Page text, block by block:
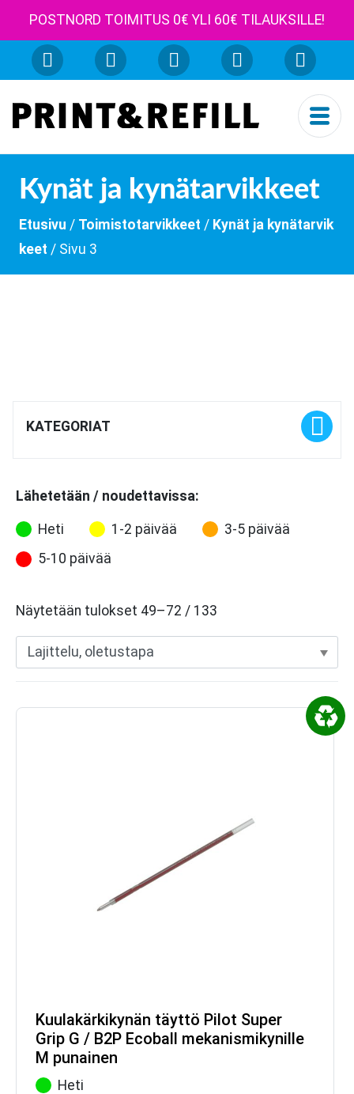
POSTNORD TOIMITUS 0€ YLI 60€ TILAUKSILLE!
Kynät ja kynätarvikkeet
Etusivu / Toimistotarvikkeet / Kynät ja kynätarvik
keet / Sivu 3
KATEGORIAT 
Lähetetään / noudettavissa:
Heti 1-2 päivää
3-5 päivää
5-10 päivää
Näytetään tulokset 49–72 / 133
Kuulakärkikynän täyttö Pilot Super
Grip G / B2P Ecoball mekanismikynille
M punainen
Heti